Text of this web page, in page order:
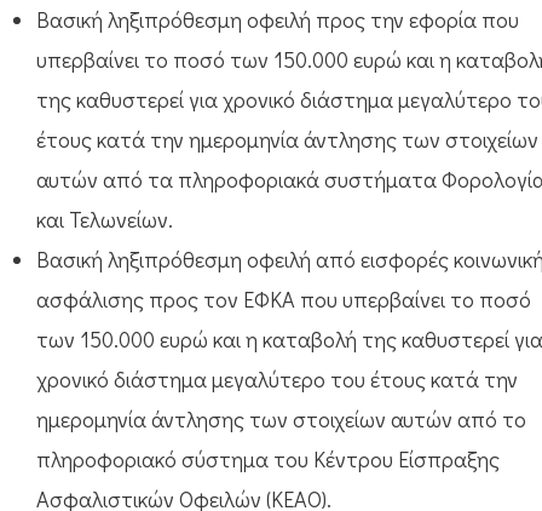
Βασική ληξιπρόθεσμη οφειλή προς την εφορία που
υπερβαίνει το ποσό των 150.000 ευρώ και η
της καθυστερεί για χρονικό διάστημα μεγαλύτερο
έτους κατά την ημερομηνία άντλησης των στοιχείων
αυτών από τα πληροφοριακά συστήματα
και Τελωνείων.
Βασική ληξιπρόθεσμη οφειλή από εισφορές
ασφάλισης προς τον ΕΦΚΑ που υπερβαίνει το ποσό
των 150.000 ευρώ και η καταβολή της καθυστερεί για
χρονικό διάστημα μεγαλύτερο του έτους κατά την
ημερομηνία άντλησης των στοιχείων αυτών από το
πληροφοριακό σύστημα του Κέντρου Είσπραξης
Ασφαλιστικών Οφειλών (ΚΕΑΟ).